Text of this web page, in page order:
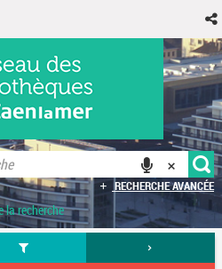
RECHERCHE AVANCÉE
la recherche